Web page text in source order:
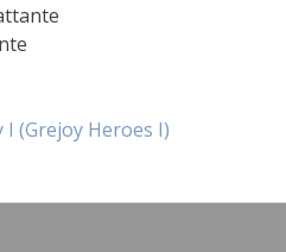
I (Grejoy Heroes I)